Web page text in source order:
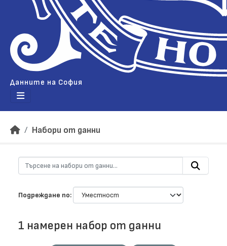
Данните на София
Набори от данни
Подреждане по
1 намерен набор от данни